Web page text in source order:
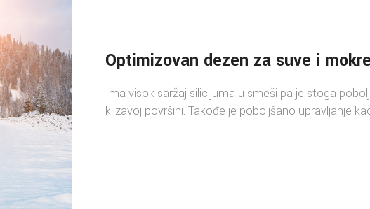
Optimizovan dezen za suve i
Ima visok saržaj silicijuma u smeši pa je stoga
klizavoj površini. Takođe je poboljšano upravljanje